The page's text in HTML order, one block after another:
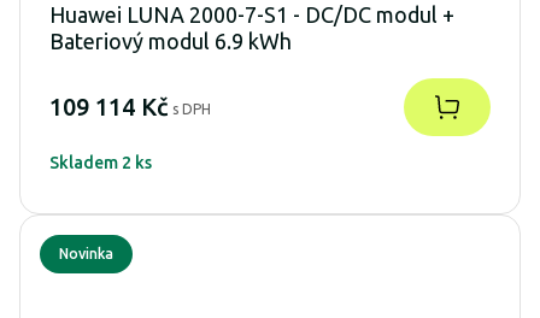
Huawei LUNA 2000-7-S1 - DC/DC modul +
Bateriový modul 6.9 kWh
109 114 Kč s DPH
Skladem 2 ks
Novinka